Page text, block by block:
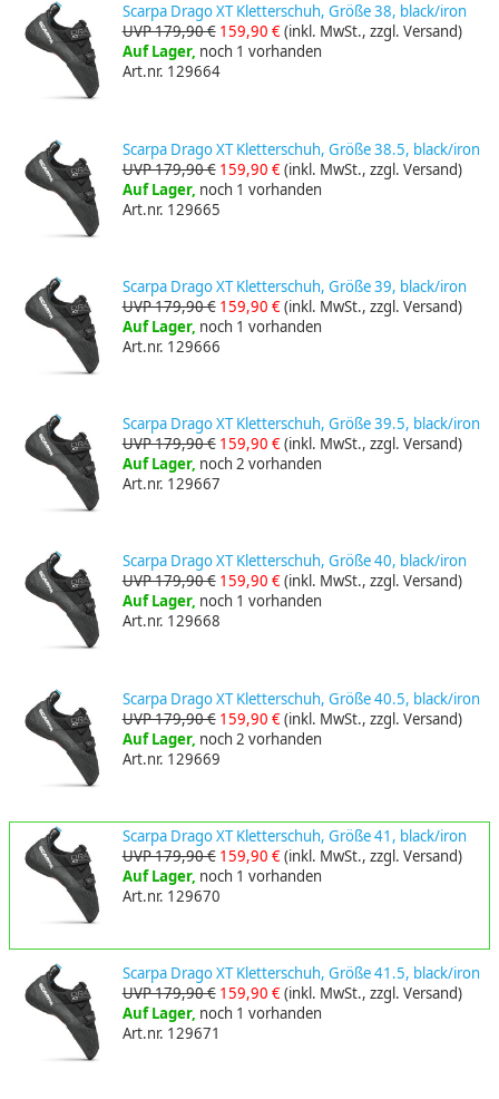
Scarpa Drago XT Kletterschuh, Größe 38, black/iron
UVP 179,90 € 159,90 €(inkl. MwSt., zzgl. Versand)
Auf Lager, noch 1 vorhanden
Art.nr. 129664
Scarpa Drago XT Kletterschuh, Größe 38.5, black/iron
UVP 179,90 € 159,90 €(inkl. MwSt., zzgl. Versand)
Auf Lager, noch 1 vorhanden
Art.nr. 129665
Scarpa Drago XT Kletterschuh, Größe 39, black/iron
UVP 179,90 € 159,90 €(inkl. MwSt., zzgl. Versand)
Auf Lager, noch 1 vorhanden
Art.nr. 129666
Scarpa Drago XT Kletterschuh, Größe 39.5, black/iron
UVP 179,90 € 159,90 €(inkl. MwSt., zzgl. Versand)
Auf Lager, noch 2 vorhanden
Art.nr. 129667
Scarpa Drago XT Kletterschuh, Größe 40, black/iron
UVP 179,90 € 159,90 €(inkl. MwSt., zzgl. Versand)
Auf Lager, noch 1 vorhanden
Art.nr. 129668
Scarpa Drago XT Kletterschuh, Größe 40.5, black/iron
UVP 179,90 € 159,90 €(inkl. MwSt., zzgl. Versand)
Auf Lager, noch 2 vorhanden
Art.nr. 129669
Scarpa Drago XT Kletterschuh, Größe 41, black/iron
UVP 179,90 € 159,90 €(inkl. MwSt., zzgl. Versand)
Auf Lager, noch 1 vorhanden
Art.nr. 129670
Scarpa Drago XT Kletterschuh, Größe 41.5, black/iron
UVP 179,90 € 159,90 €(inkl. MwSt., zzgl. Versand)
Auf Lager, noch 1 vorhanden
Art.nr. 129671